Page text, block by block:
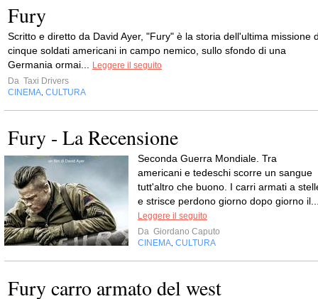
Fury
Scritto e diretto da David Ayer, "Fury" è la storia dell'ultima missione
cinque soldati americani in campo nemico, sullo sfondo di una
Germania ormai...
Leggere il seguito
Da Taxi Drivers
CINEMA CULTURA
Fury - La Recensione
Seconda Guerra Mondiale. Tra
americani e tedeschi scorre un sangue
tutt'altro che buono. I carri armati a
e strisce perdono giorno dopo giorno
Leggere il seguito
Da Giordano Caputo
CINEMA CULTURA
Fury carro armato del west